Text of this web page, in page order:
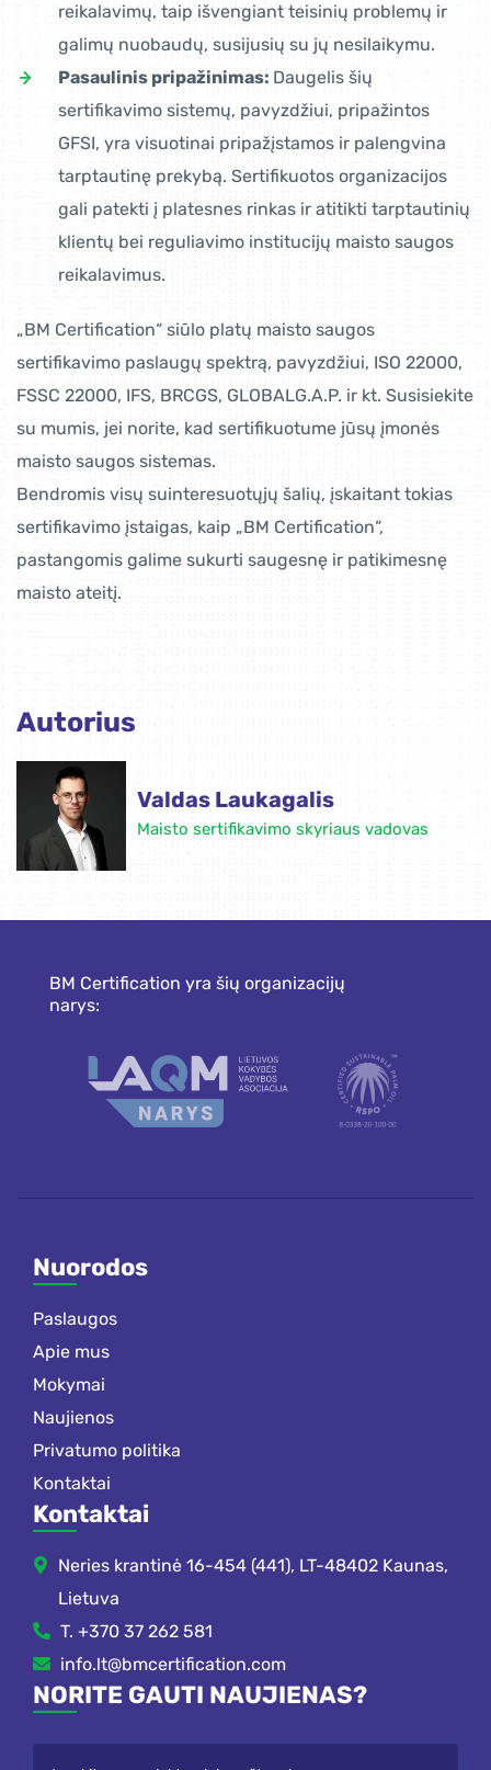
reikalavimų, taip išvengiant teisinių problemų ir
galimų nuobaudų, susijusių su jų nesilaikymu.
Pasaulinis pripažinimas: Daugelis šių
sertifikavimo sistemų, pavyzdžiui, pripažintos
GFSI, yra visuotinai pripažįstamos ir palengvina
tarptautinę prekybą. Sertifikuotos organizacijos
gali patekti į platesnes rinkas ir atitikti tarptautinių
klientų bei reguliavimo institucijų maisto saugos
reikalavimus.
„BM Certification“ siūlo platų maisto saugos
sertifikavimo paslaugų spektrą, pavyzdžiui, ISO 22000,
FSSC 22000, IFS, BRCGS, GLOBALG.A.P. ir kt. Susisiekite
su mumis, jei norite, kad sertifikuotume jūsų įmonės
maisto saugos sistemas.
Bendromis visų suinteresuotųjų šalių, įskaitant tokias
sertifikavimo įstaigas, kaip „BM Certification“,
pastangomis galime sukurti saugesnę ir patikimesnę
maisto ateitį.
Autorius
Valdas Laukagalis
Maisto sertifikavimo skyriaus vadovas
BM Certification yra šių organizacijų
narys:
Nuorodos
Paslaugos
Apie mus
Mokymai
Naujienos
Privatumo politika
Kontaktai
Kontaktai
Neries krantinė 16-454 (441), LT-48402 Kaunas,
Lietuva
T. +370 37 262 581
info.lt@bmcertification.com
NORITE GAUTI NAUJIENAS?